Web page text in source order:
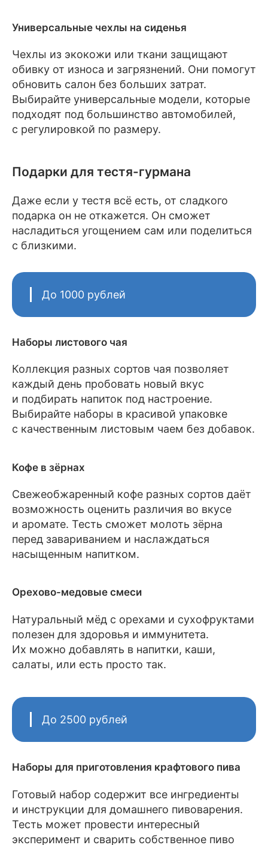
Универсальные чехлы на сиденья
Чехлы из экокожи или ткани защищают
обивку от износа и загрязнений. Они помогут
обновить салон без больших затрат.
Выбирайте универсальные модели, которые
подходят под большинство автомобилей,
с регулировкой по размеру.
Подарки для тестя-гурмана
Даже если у тестя всё есть, от сладкого
подарка он не откажется. Он сможет
насладиться угощением сам или поделиться
с близкими.
До 1000 рублей
Наборы листового чая
Коллекция разных сортов чая позволяет
каждый день пробовать новый вкус
и подбирать напиток под настроение.
Выбирайте наборы в красивой упаковке
с качественным листовым чаем без добавок.
Кофе в зёрнах
Свежеобжаренный кофе разных сортов даёт
возможность оценить различия во вкусе
и аромате. Тесть сможет молоть зёрна
перед завариванием и наслаждаться
насыщенным напитком.
Орехово-медовые смеси
Натуральный мёд с орехами и сухофруктами
полезен для здоровья и иммунитета.
Их можно добавлять в напитки, каши,
салаты, или есть просто так.
До 2500 рублей
Наборы для приготовления крафтового пива
Готовый набор содержит все ингредиенты
и инструкции для домашнего пивоварения.
Тесть может провести интересный
эксперимент и сварить собственное пиво